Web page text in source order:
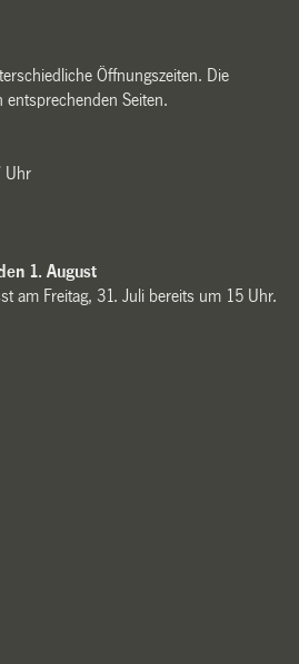
Öffnungszeiten. Die
entsprechenden Seiten.
Uhr
1. August
am Freitag, 31. Juli bereits um 15 Uhr.